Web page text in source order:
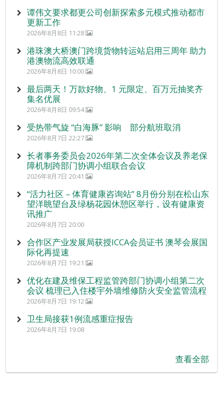
谭伟文要求都更公司创新探索多元模式推动都市
更新工作
2026年8月8日 11:28
港珠澳大桥澳门跨境货物转运站启用三周年 助力
港澳物流高效联通
2026年8月8日 10:00
最后两天！万款好物、1 元限定、百万元抽奖齐
集名优展
2026年8月8日 09:54
受热带气旋 “白海豚” 影响 部分航班取消
2026年8月7日 22:27
长者事务委员会2026年第二次全体会议及养老保
障机制跨部门协调小组联合会议
2026年8月7日 20:41
“活力社区 – 体育健康咨询站” 8月份分别在松山东
望洋眺望台及绿杨花园休憩区举行，设有健康资
讯推广
2026年8月7日 20:00
合作区产业发展局获授ICCA会员证书 澳琴会展国
际化再提速
2026年8月7日 19:21
优化在建及维保工程监管跨部门协调小组第二次
会议 梳理已入住楼宇外墙维修防火安全监管流程
2026年8月7日 19:12
卫生局接获1例流感重症报告
2026年8月7日 19:08
查看全部